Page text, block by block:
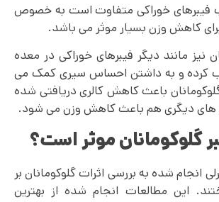
فیبرهای خوراکی متفاوت است به خصوص
کاهش وزن بسیار موثر می باشد.
نیز مانند دیگر فیبرهای خوراکی در معده
کرده و به داشتن احساس سیری کمک می‌
باعث کاهش کالری دریافتی شده
‌های دیگری هم باعث کاهش وزن می شود.
گلوکومانان موثر است؟
انجام شده به بررسی اثرات گلوکومانان بر
این مطالعات انجام شده از بهترین